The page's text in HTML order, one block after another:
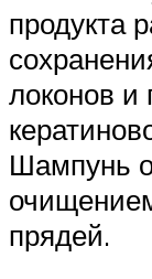
продукта
локонов и
Шампунь
прядей.